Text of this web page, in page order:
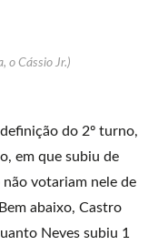
o Cássio Jr.)
do 2º turno,
em que subiu de
votariam nele de
abaixo, Castro
Neves subiu 1